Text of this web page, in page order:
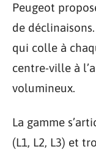
Peugeot
de
qui colle à
centre-ville à
volumineux.
La gamme
(L1, L2, L3) et